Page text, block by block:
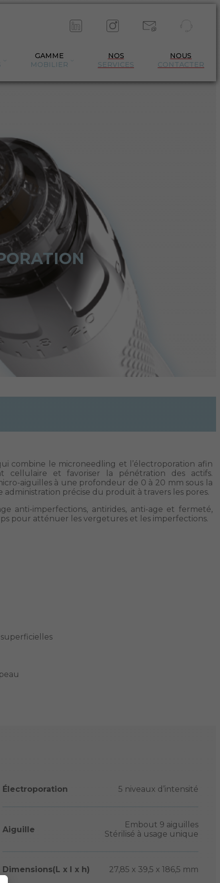
GAMME
MOBILIER
NOS
SERVICES
NOUS
CONTACTER
combine le microneedling et l’électroporation afin
cellulaire et favoriser la pénétration des actifs.
aiguilles à une profondeur de 0 à 20 mm sous la
précise du produit à travers les pores.
anti-imperfections, antirides, anti-age et fermeté,
pour atténuer les vergetures et les imperfections.
Électroporation 5 niveaux d’intensité
Aiguille
Embout 9 aiguilles
Stérilisé à usage unique
Dimensions(L x l x h) 27,85 x 39,5 x 186,5 mm